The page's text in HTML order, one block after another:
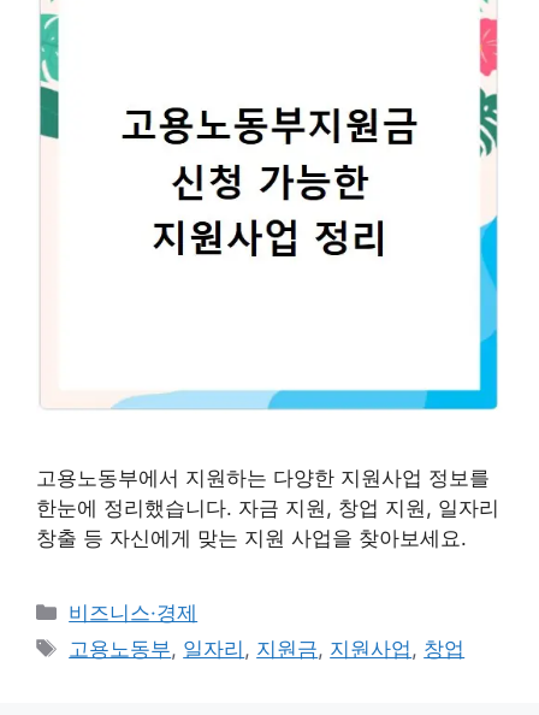
고용노동부에서 지원하는 다양한 지원사업 정보를
한눈에 정리했습니다. 자금 지원, 창업 지원, 일자리
창출 등 자신에게 맞는 지원 사업을 찾아보세요.
카
테
비즈니스·경제
태
고용노동부, 일자리 , 지원금, 지원사업, 창업